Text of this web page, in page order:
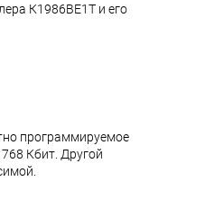
К1986ВЕ1Т и его
программируемое
Кбит. Другой